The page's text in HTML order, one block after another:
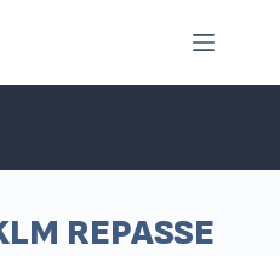
REPASSE